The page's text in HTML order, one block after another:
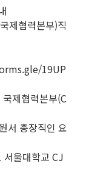
제협력본부)직
19UP
제협력본부(C
총장직인 요
울대학교 CJ